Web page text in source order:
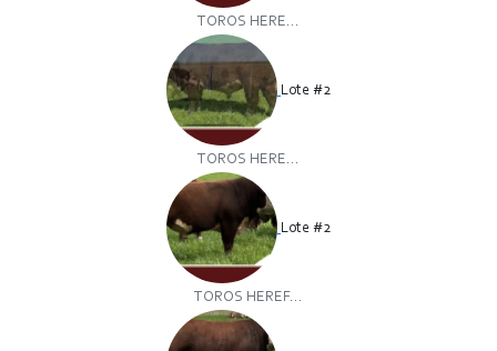
TOROS HERE...
Lote #2
TOROS HERE...
Lote #2
TOROS HEREF...